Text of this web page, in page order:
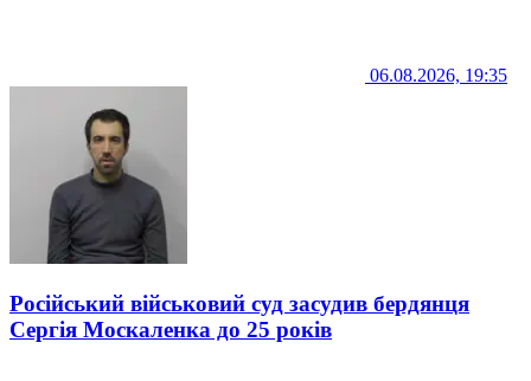
06.08.2026, 19:35
Російський військовий суд засудив бердянця
Сергія Москаленка до 25 років